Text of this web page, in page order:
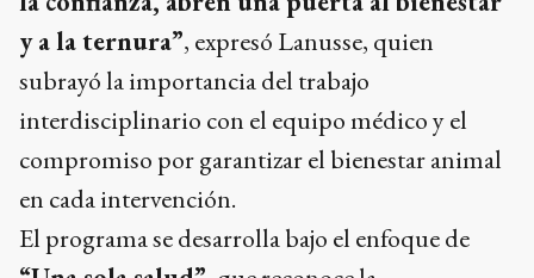
y a la ternura”, expresó Lanusse, quien
subrayó la importancia del trabajo
interdisciplinario con el equipo médico y el
compromiso por garantizar el bienestar animal
en cada intervención.
El programa se desarrolla bajo el enfoque de